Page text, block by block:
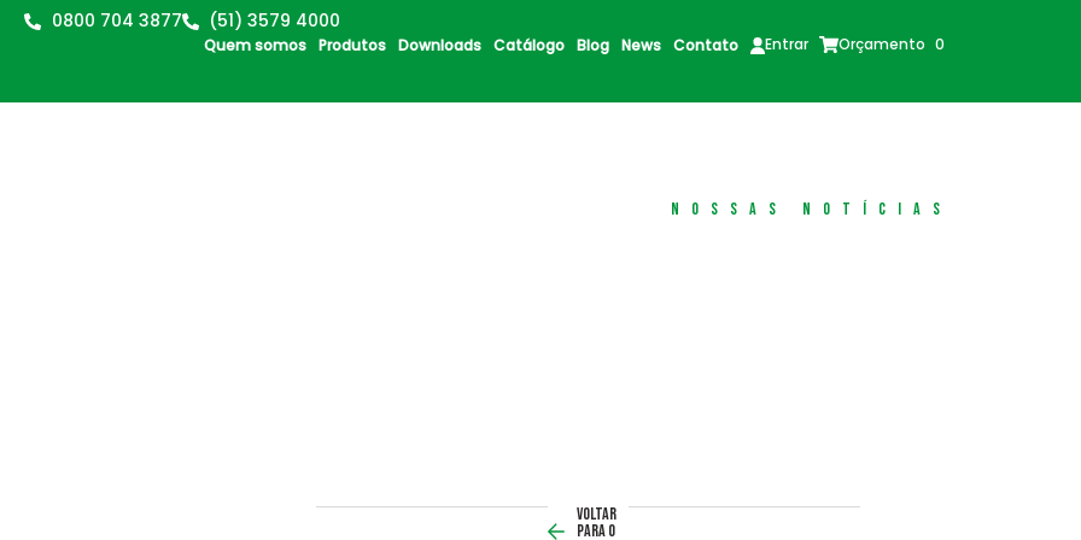
0800 704 3877 (51) 3579 4000
Quem somos Produtos Downloads Catálogo Blog News Contato Entrar Orçamento 0
nossas notícias
Voltar
para o